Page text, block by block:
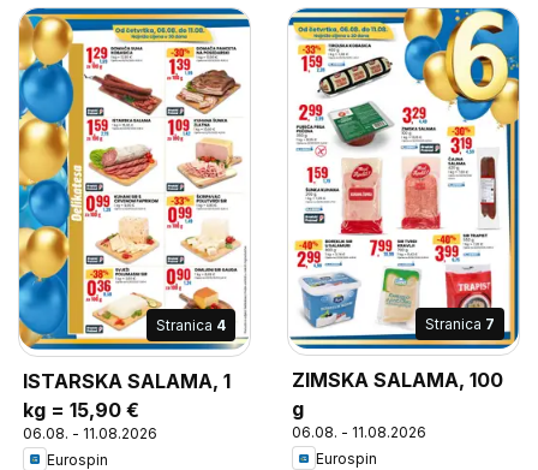
Stranica 4
ISTARSKA SALAMA, 1
kg = 15,90 €
06.08. - 11.08.2026
Eurospin
Stranica 7
ZIMSKA SALAMA, 100
g
06.08. - 11.08.2026
Eurospin